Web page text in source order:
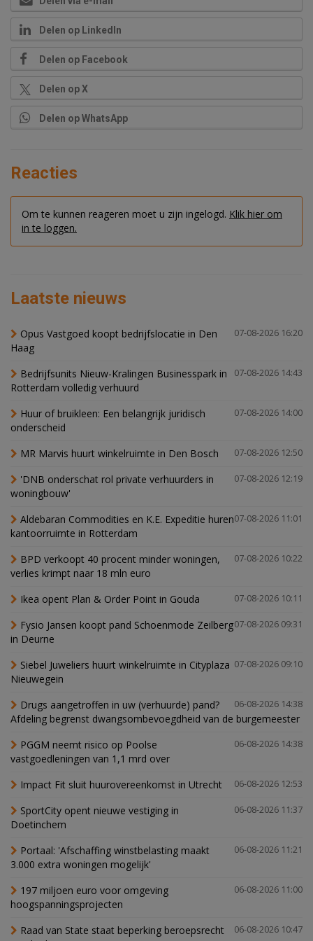
Delen op LinkedIn
Delen op Facebook
Delen op X
Delen op WhatsApp
Reacties
Om te kunnen reageren moet u zijn ingelogd. Klik hier om
in te loggen.
Laatste nieuws
07-08-2026 16:20
Opus Vastgoed koopt bedrijfslocatie in Den
Haag
07-08-2026 14:43
Bedrijfsunits Nieuw-Kralingen Businesspark in
Rotterdam volledig verhuurd
07-08-2026 14:00
Huur of bruikleen: Een belangrijk juridisch
onderscheid
07-08-2026 12:50
MR Marvis huurt winkelruimte in Den Bosch
07-08-2026 12:19
'DNB onderschat rol private verhuurders in
woningbouw'
07-08-2026 11:01
Aldebaran Commodities en K.E. Expeditie huren
kantoorruimte in Rotterdam
07-08-2026 10:22
BPD verkoopt 40 procent minder woningen,
verlies krimpt naar 18 mln euro
07-08-2026 10:11
Ikea opent Plan & Order Point in Gouda
07-08-2026 09:31
Fysio Jansen koopt pand Schoenmode Zeilberg
in Deurne
07-08-2026 09:10
Siebel Juweliers huurt winkelruimte in Cityplaza
Nieuwegein
06-08-2026 14:38
Drugs aangetroffen in uw (verhuurde) pand?
Afdeling begrenst dwangsombevoegdheid van de burgemeester
06-08-2026 14:38
PGGM neemt risico op Poolse
vastgoedleningen van 1,1 mrd over
06-08-2026 12:53
Impact Fit sluit huurovereenkomst in Utrecht
06-08-2026 11:37
SportCity opent nieuwe vestiging in
Doetinchem
06-08-2026 11:21
Portaal: 'Afschaffing winstbelasting maakt
3.000 extra woningen mogelijk'
06-08-2026 11:00
197 miljoen euro voor omgeving
hoogspanningsprojecten
06-08-2026 10:47
Raad van State staat beperking beroepsrecht